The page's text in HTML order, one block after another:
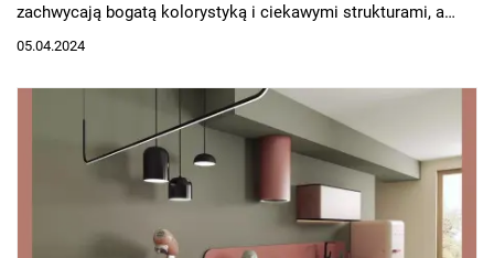
zachwycają bogatą kolorystyką i ciekawymi strukturami, a
jednocześnie oferują szerokie możliwości zastosowania i
05.04.2024